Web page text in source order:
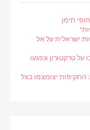
תימן
ישראלית על אל
על טרקטורון ונפגעו
יצומצמו בצל